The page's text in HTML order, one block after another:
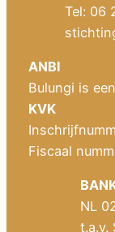
Tel: 06
ANBI
Bulungi is
KVK
Fiscaal
NL
t.a.v.